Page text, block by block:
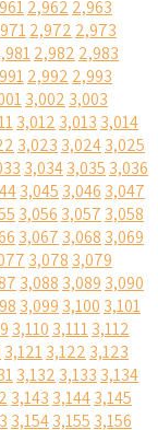
2,962 2,963
2,972 2,973
2,982 2,983
2,992 2,993
3,002 3,003
3,012 3,013 3,014
3,023 3,0243,025
3,0343,035 3,036
3,045 3,046 3,047
3,056 3,057 3,058
3,067 3,068 3,069
3,078 3,079
3,088 3,089 3,090
3,099 3,100 3,101
3,110 3,1113,112
3,1213,122 3,123
3,132 3,133 3,134
3,143 3,1443,145
3,1543,155 3,156